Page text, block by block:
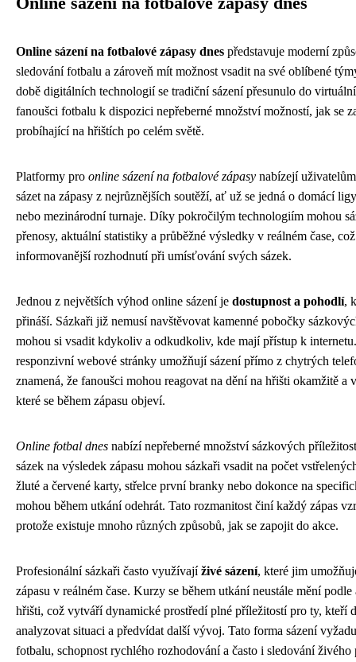
Online sázení na fotbalové zápasy dnes představuje moderní
sledování fotbalu a zároveň mít možnost vsadit na své oblíbené
době digitálních technologií se tradiční sázení přesunulo do
fanoušci fotbalu k dispozici nepřeberné množství možností, jak se
probíhající na hřištích po celém světě.
Platformy pro online sázení na fotbalové zápasy nabízejí
sázet na zápasy z nejrůznějších soutěží, ať už se jedná o domácí
nebo mezinárodní turnaje. Díky pokročilým technologiím mohou
přenosy, aktuální statistiky a průběžné výsledky v reálném čase,
informovanější rozhodnutí při umísťování svých sázek.
Jednou z největších výhod online sázení je dostupnost a pohodlí,
přináší. Sázkaři již nemusí navštěvovat kamenné pobočky
mohou si vsadit kdykoliv a odkudkoliv, kde mají přístup k
responzivní webové stránky umožňují sázení přímo z chytrých
znamená, že fanoušci mohou reagovat na dění na hřišti okamžitě a
které se během zápasu objeví.
Online fotbal dnes nabízí nepřeberné množství sázkových
sázek na výsledek zápasu mohou sázkaři vsadit na počet
žluté a červené karty, střelce první branky nebo dokonce na
mohou během utkání odehrát. Tato rozmanitost činí každý zápas
protože existuje mnoho různých způsobů, jak se zapojit do akce.
Profesionální sázkaři často využívajíživé sázení, které jim
zápasu v reálném čase. Kurzy se během utkání neustále mění
hřišti, což vytváří dynamické prostředí plné příležitostí pro ty, kteří
analyzovat situaci a předvídat další vývoj. Tato forma sázení
fotbalu, schopnost rychlého rozhodování a často i sledování živého